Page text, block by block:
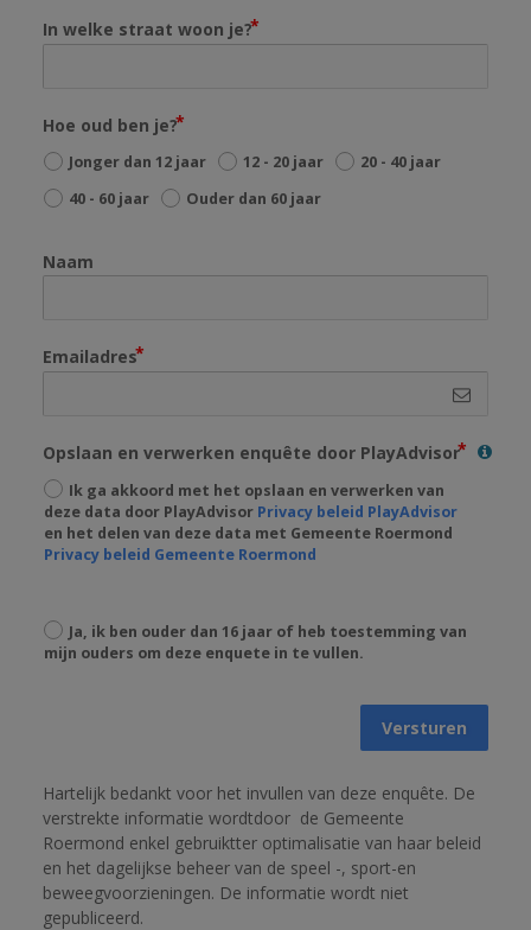
In welke straat woon je?
Hoe oud ben je?
Jonger dan 12 jaar 12 - 20 jaar
20 - 40 jaar
40 - 60 jaar
Ouder dan 60 jaar
Naam
Emailadres
Opslaan en verwerken enquête door PlayAdvisor
Ik ga akkoord met het opslaan en verwerken van
deze data door PlayAdvisor Privacy beleid PlayAdvisor
en het delen van deze data met Gemeente Roermond
Privacy beleid Gemeente Roermond
Ja, ik ben ouder dan 16 jaar of heb toestemming van
mijn ouders om deze enquete in te vullen.
Versturen
Hartelijk bedankt voor het invullen van deze enquête. De
verstrekte informatie wordtdoor de Gemeente
Roermond enkel gebruiktter optimalisatie van haar beleid
en het dagelijkse beheer van de speel -, sport-en
beweegvoorzieningen. De informatie wordt niet
gepubliceerd.